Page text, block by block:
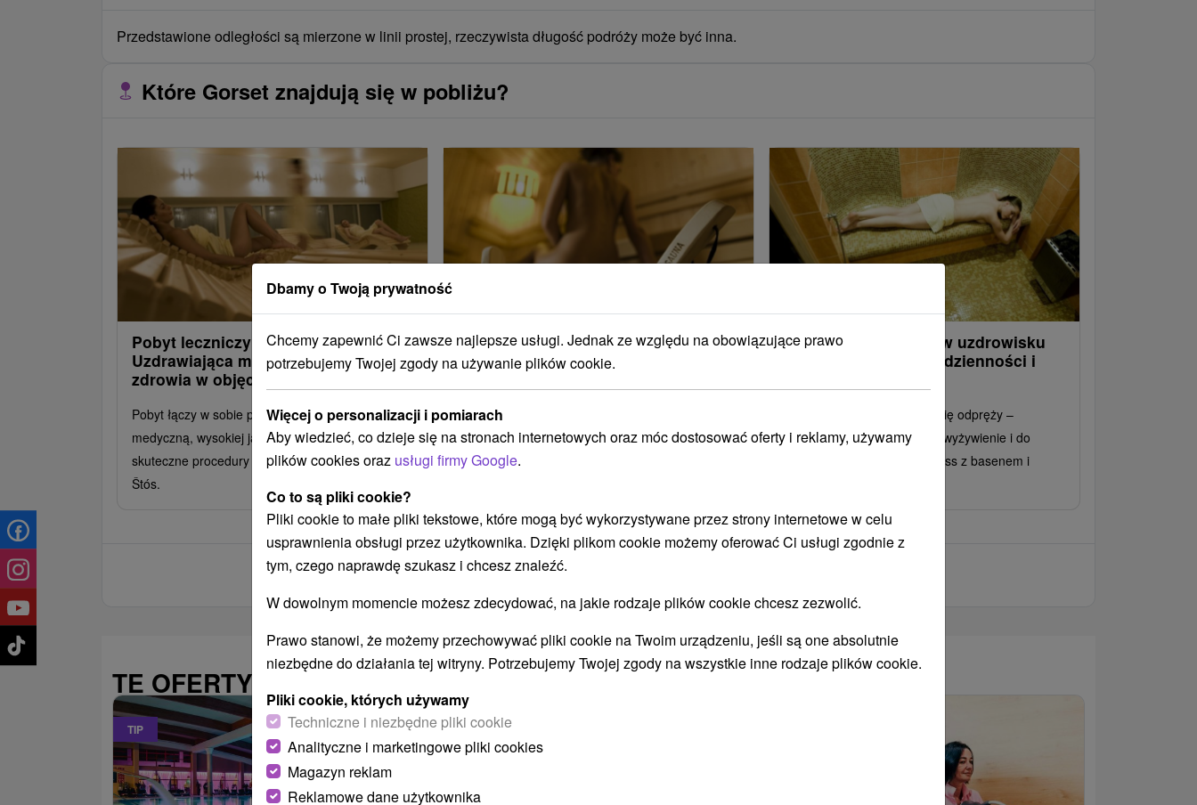
Przedstawione odległości są mierzone w linii prostej, rzeczywista długość podróży może być inna.
Które Gorset znajdują się w pobliżu?
Pobyt leczniczy KLASIK:
Uzdrawiająca moc Stóša i powrót do
zdrowia w objęciach natury
Pobyt łączy w sobie profesjonalną opiekę
medyczną, wysokiej jakości wyżywienie i
skuteczne procedury lecznicze z ciszą przyrody
Štós.
7-dniowy pobyt PLECY, KIEROWNIK,
ZDROWY GŁOS, SPELETERAPIA:
Zdrowie i dobre samopoczucie szyte
Wybierz pobyt dostosowany do Twoich potrzeb -
indywidualne zabiegi, masaże, jacuzzi i ćwiczenia
Weekendowy relaks w uzdrowisku
Štós: Ucieczka od codzienności i
Weekend, który naprawdę Cię odpręży –
zakwaterowanie, znakomite wyżywienie i do
trzech wejść do strefy wellness z basenem i
Załaduj więcej
TE OFERTY MOGĄ PAŃSTWO BYĆ TAKŻE ZAINTERESOWANY
TIP
Dbamy o Twoją prywatność
Chcemy zapewnić Ci zawsze najlepsze usługi. Jednak ze względu na obowiązujące prawo
potrzebujemy Twojej zgody na używanie plików cookie.
Więcej o personalizacji i pomiarach
Aby wiedzieć, co dzieje się na stronach internetowych oraz móc dostosować oferty i reklamy, używamy
plików cookies oraz usługi firmy Google.
Co to są pliki cookie?
Pliki cookie to małe pliki tekstowe, które mogą być wykorzystywane przez strony internetowe w celu
usprawnienia obsługi przez użytkownika. Dzięki plikom cookie możemy oferować Ci usługi zgodnie z
tym, czego naprawdę szukasz i chcesz znaleźć.
W dowolnym momencie możesz zdecydować, na jakie rodzaje plików cookie chcesz zezwolić.
Prawo stanowi, że możemy przechowywać pliki cookie na Twoim urządzeniu, jeśli są one absolutnie
niezbędne do działania tej witryny. Potrzebujemy Twojej zgody na wszystkie inne rodzaje plików cookie.
Pliki cookie, których używamy
Techniczne i niezbędne pliki cookie
Analityczne i marketingowe pliki cookies
Magazyn reklam
Reklamowe dane użytkownika